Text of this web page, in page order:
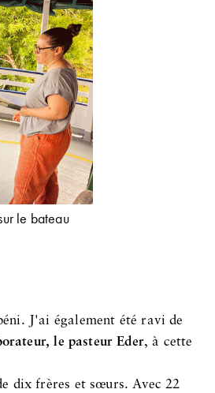
le bateau
J'ai également été ravi de
le pasteur Eder, à cette
dix frères et sœurs. Avec 22